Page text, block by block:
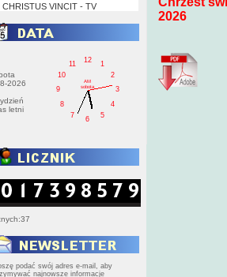
CHRISTUS VINCIT - TV
2026
letni
1
2
3
4
5
6
7
8
9
10
11
12
AM
sobota
podać swój adres e-mail, aby
najnowsze informacje
2026